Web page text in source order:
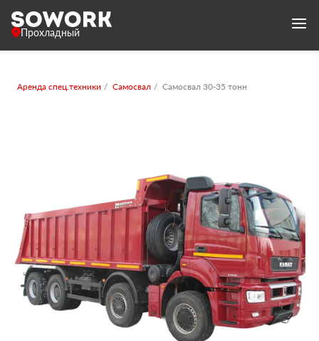
Прохладный
Аренда спец.техники Самосвал Самосвал 30-35 тонн